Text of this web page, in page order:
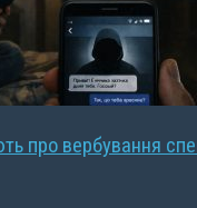
про вербування